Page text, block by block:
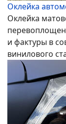
Оклейка
Оклейка
и фактуры в
винилового